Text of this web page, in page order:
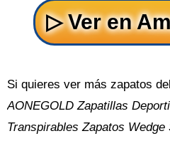
Si quieres ver más zapatos
AONEGOLD Zapatillas
Transpirables Zapatos Wedge